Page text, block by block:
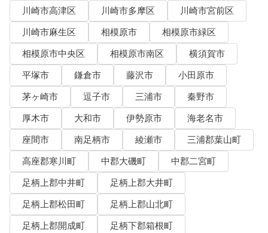
川崎市高津区
川崎市多摩区
川崎市宮前区
川崎市麻生区
相模原市
相模原市緑区
相模原市中央区
相模原市南区
横須賀市
平塚市
鎌倉市 藤沢市
小田原市
茅ヶ崎市
逗子市 三浦市
秦野市
厚木市
大和市 伊勢原市
海老名市
座間市
南足柄市 綾瀬市
三浦郡葉山町
高座郡寒川町
中郡大磯町
中郡二宮町
足柄上郡中井町
足柄上郡大井町
足柄上郡松田町
足柄上郡山北町
足柄上郡開成町
足柄下郡箱根町